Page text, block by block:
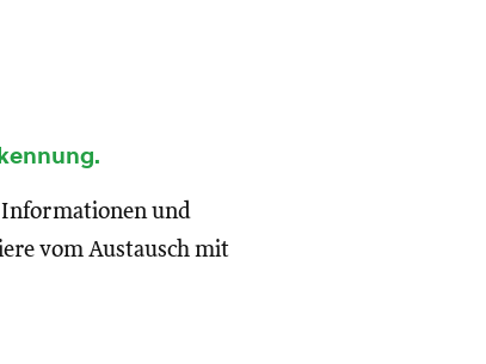
Informationen und
vom Austausch mit